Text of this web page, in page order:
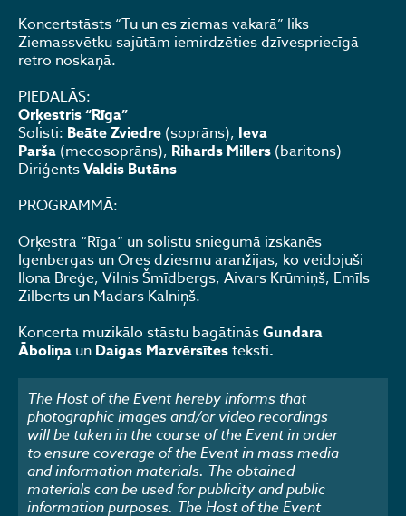
Koncertstāsts “Tu un es ziemas vakarā” liks
Ziemassvētku sajūtām iemirdzēties dzīvespriecīgā
retro noskaņā.
PIEDALĀS:
Orķestris “Rīga”
Solisti: Beāte Zviedre (soprāns), Ieva
Parša (mecosoprāns), Rihards Millers (baritons)
DiriģentsValdis Butāns
PROGRAMMĀ:
Orķestra “Rīga” un solistu sniegumā izskanēs
Igenbergas un Ores dziesmu aranžijas, ko veidojuši
Ilona Breģe, Vilnis Šmīdbergs, Aivars Krūmiņš, Emīls
Zilberts un Madars Kalniņš.
Koncerta muzikālo stāstu bagātināsGundara
Āboliņa un Daigas Mazvērsītesteksti.
The Host of the Event hereby informs that
photographic images and/or video recordings
will be taken in the course of the Event in order
to ensure coverage of the Event in mass media
and information materials. The obtained
materials can be used for publicity and public
information purposes. The Host of the Event